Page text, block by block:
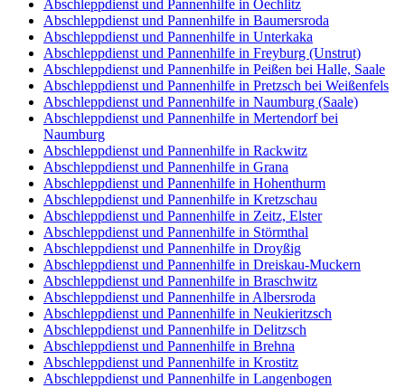
Abschleppdienst und Pannenhilfe in Oechlitz
Abschleppdienst und Pannenhilfe in Baumersroda
Abschleppdienst und Pannenhilfe in Unterkaka
Abschleppdienst und Pannenhilfe in Freyburg (Unstrut)
Abschleppdienst und Pannenhilfe in Peißen bei Halle, Saale
Abschleppdienst und Pannenhilfe in Pretzsch bei Weißenfels
Abschleppdienst und Pannenhilfe in Naumburg (Saale)
Abschleppdienst und Pannenhilfe in Mertendorf bei
Naumburg
Abschleppdienst und Pannenhilfe in Rackwitz
Abschleppdienst und Pannenhilfe in Grana
Abschleppdienst und Pannenhilfe in Hohenthurm
Abschleppdienst und Pannenhilfe in Kretzschau
Abschleppdienst und Pannenhilfe in Zeitz, Elster
Abschleppdienst und Pannenhilfe in Störmthal
Abschleppdienst und Pannenhilfe in Droyßig
Abschleppdienst und Pannenhilfe in Dreiskau-Muckern
Abschleppdienst und Pannenhilfe in Braschwitz
Abschleppdienst und Pannenhilfe in Albersroda
Abschleppdienst und Pannenhilfe in Neukieritzsch
Abschleppdienst und Pannenhilfe in Delitzsch
Abschleppdienst und Pannenhilfe in Brehna
Abschleppdienst und Pannenhilfe in Krostitz
Abschleppdienst und Pannenhilfe in Langenbogen